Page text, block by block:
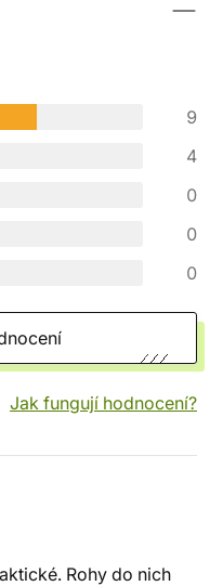
9
4
0
0
0
Jak fungují hodnocení?
Rohy do nich